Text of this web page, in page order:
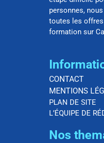
personnes,
toutes les
formation sur
CONTACT
MENTIONS
PLAN DE SITE
L’ÉQUIPE DE
Nos